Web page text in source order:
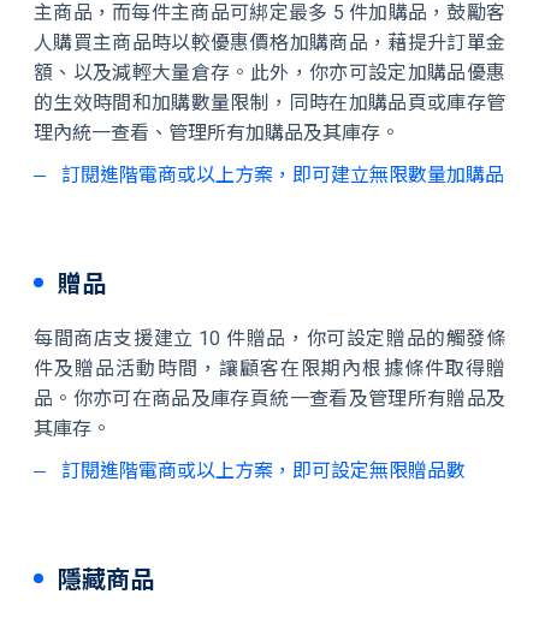
主商品，而每件主商品可綁定最多 5 件加購品，鼓勵客
人購買主商品時以較優惠價格加購商品，藉提升訂單金
額、以及減輕大量倉存。此外，你亦可設定加購品優惠
的生效時間和加購數量限制，同時在加購品頁或庫存管
理內統一查看、管理所有加購品及其庫存。
訂閱進階電商或以上方案，即可建立無限數量加購品
贈品
每間商店支援建立 10 件贈品，你可設定贈品的觸發條
件及贈品活動時間，讓顧客在限期內根據條件取得贈
品。你亦可在商品及庫存頁統一查看及管理所有贈品及
其庫存。
訂閱進階電商或以上方案，即可設定無限贈品數
隱藏商品